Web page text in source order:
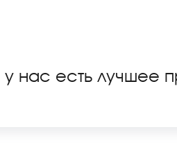
у нас есть лучшее